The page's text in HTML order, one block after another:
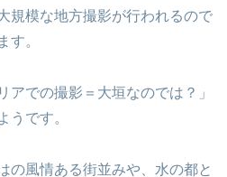
規模な地方撮影が行われるので
す。
アでの撮影＝大垣なのでは？」
うです。
の風情ある街並みや、水の都と